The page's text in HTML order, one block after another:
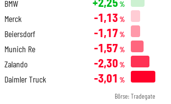
BMW %
Merck -1,13 %
Beiersdorf -1,17 %
Munich Re -1,57 %
Zalando -2,30 %
Daimler Truck -3,01 %
Börse: Tradegate